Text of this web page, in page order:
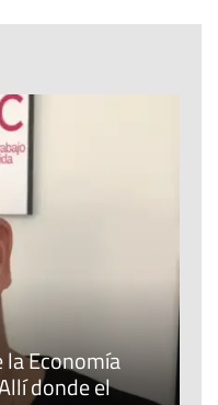
la Economía
donde el